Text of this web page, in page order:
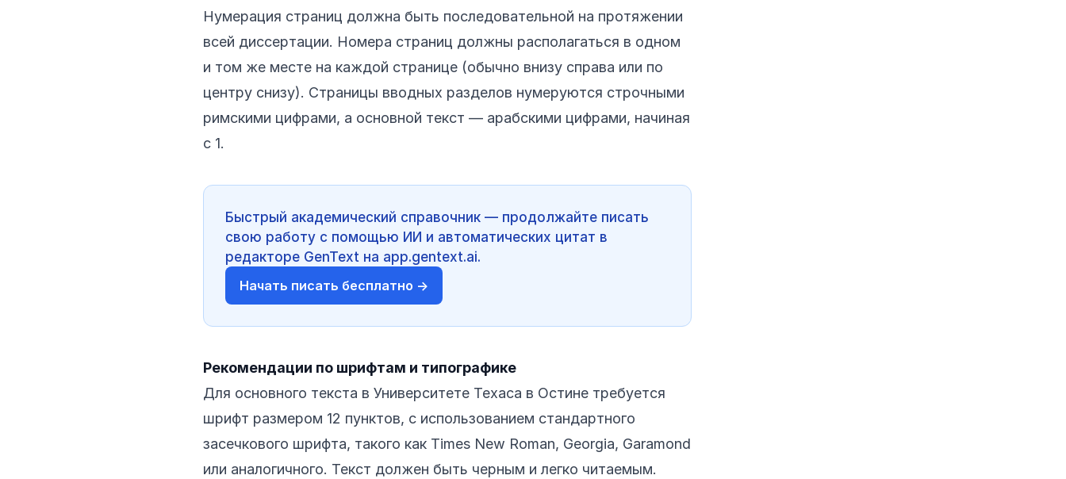
Нумерация страниц должна быть последовательной на протяжении
всей диссертации. Номера страниц должны располагаться в одном
и том же месте на каждой странице (обычно внизу справа или по
центру снизу). Страницы вводных разделов нумеруются строчными
римскими цифрами, а основной текст — арабскими цифрами, начиная
с 1.
Быстрый академический справочник — продолжайте писать
свою работу с помощью ИИ и автоматических цитат в
редакторе GenText на app.gentext.ai.
Начать писать бесплатно →
Рекомендации по шрифтам и типографике
Для основного текста в Университете Техаса в Остине требуется
шрифт размером 12 пунктов, с использованием стандартного
засечкового шрифта, такого как Times New Roman, Georgia, Garamond
или аналогичного. Текст должен быть черным и легко читаемым.